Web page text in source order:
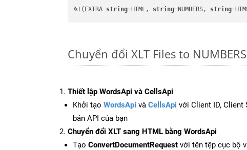
%!(EXTRA string=HTML, string=NUMBERS, string
Chuyển đổi XLT Files to
Thiết lập WordsApi và CellsApi
Khởi tạo WordsApi và CellsApi với Client ID, Client
bản API của bạn
Chuyển đổi XLT sang HTML bằng WordsApi
Tạo ConvertDocumentRequest với tên tệp cục bộ